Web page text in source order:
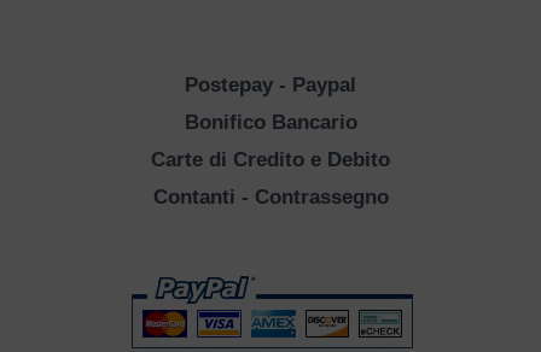
Postepay - Paypal
Bonifico Bancario
Carte di Credito e Debito
Contanti - Contrassegno